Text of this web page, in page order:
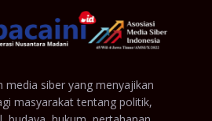
media siber yang menyajikan
masyarakat tentang politik,